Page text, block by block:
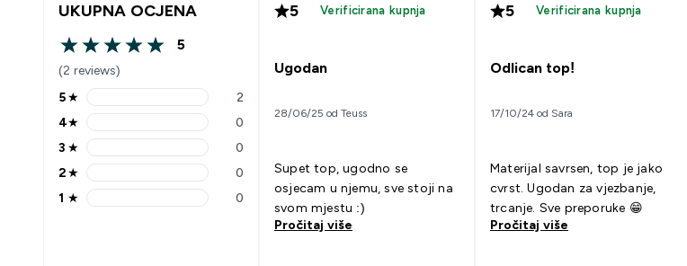
UKUPNA OCJENA
5 out of 5 stars
5
(2 reviews)
5 stars rating 2 reviews
5★ 2
4 stars rating 0 reviews
4★ 0
3 stars rating 0 reviews
3 ★ 0
2 stars rating 0 reviews
2★ 0
1 stars rating 0 reviews
1 ★ 0
5 Verificirana kupnja
Ugodan
28/06/25 od Teuss
Supet top, ugodno se
osjecam u njemu, sve stoji na
svom mjestu :)
Pročitaj više
5 Verificirana kupnja
Odlican top!
17/10/24 od Sara
Materijal savrsen, top je jako
cvrst. Ugodan za vjezbanje,
trcanje. Sve preporuke 😁
Pročitaj više